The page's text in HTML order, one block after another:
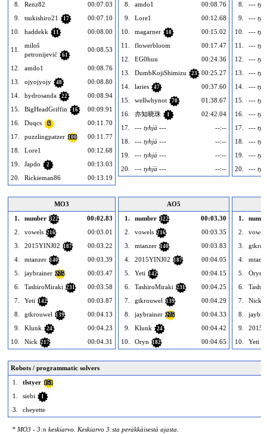
8.
Renz82
00:07.03
9.
tsukishiro21 17
00:07.10
10.
haddekk 11 00:08.00
11.
miloš
petronijević
61
00:08.53
12. amdo1
00:08.76
13.
ojyojyojy 48
00:08.80
14.
hydrosanda 22
00:08.94
15.
BigHeadGriffin 16
00:09.91
16.
Duqcs 6
00:11.70
17.
puzzlingpatzer 100
00:11.77
18.
Lore1
00:12.68
19.
Japdo 2
00:13.03
20.
Rickieman86 00:13.19
8.
amdo1
00:08.76
9.
Lore1
00:12.68
10.
magarner 18
00:15.02
11.
flowerbloom
00:17.47
12.
EG0hun
00:24.36
13.
DumbKojiShimizu 23
00:25.27
14.
laries 47
00:37.60
15.
wellwhynot 70
01:38.67
16.
亦知晓珠 1
02:42.04
17.
--- tyhjä ---
--:--
18.
--- tyhjä ---
--:--
19.
--- tyhjä ---
--:--
20.
--- tyhjä --- --:--
8.
---
9.
---
10.
---
11.
---
12.
---
13.
---
14.
---
15.
---
16.
---
17.
---
18.
---
19.
---
20.
---
MO3
1.
numbrr 322
00:02.83
2.
vowels 216
00:03.01
3.
2015YINJ02 187
00:03.22
4.
mtanzer 140
00:03.39
5.
jaybrainer 275
00:03.47
6.
TashiroMiraki 231
00:03.58
7.
Yeti 142
00:03.87
8.
gtkrouwel 139
00:04.13
9.
Klunk 24
00:04.23
10.
Nick 217 00:04.31
AO5
1.
numbrr 322
00:03.30
2.
vowels 216
00:03.35
3.
mtanzer 140
00:03.83
4.
2015YINJ02 187
00:04.05
5.
Yeti 142
00:04.15
6.
TashiroMiraki 231
00:04.25
7.
gtkrouwel 139
00:04.29
8.
jaybrainer 275
00:04.33
9.
Klunk 24
00:04.42
10.
Oryn 182 00:04.65
1.
2.
vowels
3.
4.
5.
Oryn
6.
7.
Nick
8.
9.
10.
Yeti
Robots / programmatic solvers
1.
tlstyer 151
1. siebi 1
3. cheyette
* MO3 - 3:n keskiarvo. Keskiarvo 3:sta peräkkäisestä ajasta.